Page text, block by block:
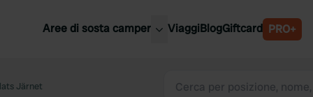
Aree di sosta camper
Slovenia
ViaggiBlogGiftcard PRO+
Järnet